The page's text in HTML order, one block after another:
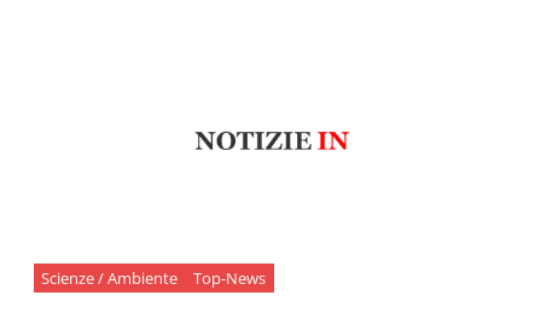
Scienze / Ambiente Top-News